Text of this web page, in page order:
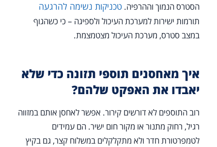
הסטרס הנמוך וההרפיה. טכניקות נשימה להרגעה
תורמות ישירות למערכת העיכול ולספיגה – כי כשהגוף
במצב סטרס, מערכת העיכול מצטמצמת.
איך מאחסנים תוספי תזונה כדי שלא
יאבדו את האפקט שלהם?
רוב התוספים לא דורשים קירור. אפשר לאחסן אותם במזווה
רגיל, רחוק מתנור או מקור חום ישיר. הם עמידים
לטמפרטורת חדר ולא מתקלקלים במשלוח קצר, גם בקיץ